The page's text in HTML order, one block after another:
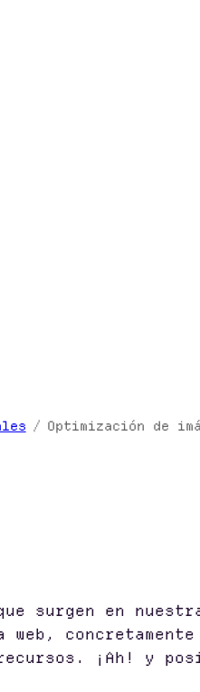
Optimización de
surgen en
concretamente
¡Ah! y